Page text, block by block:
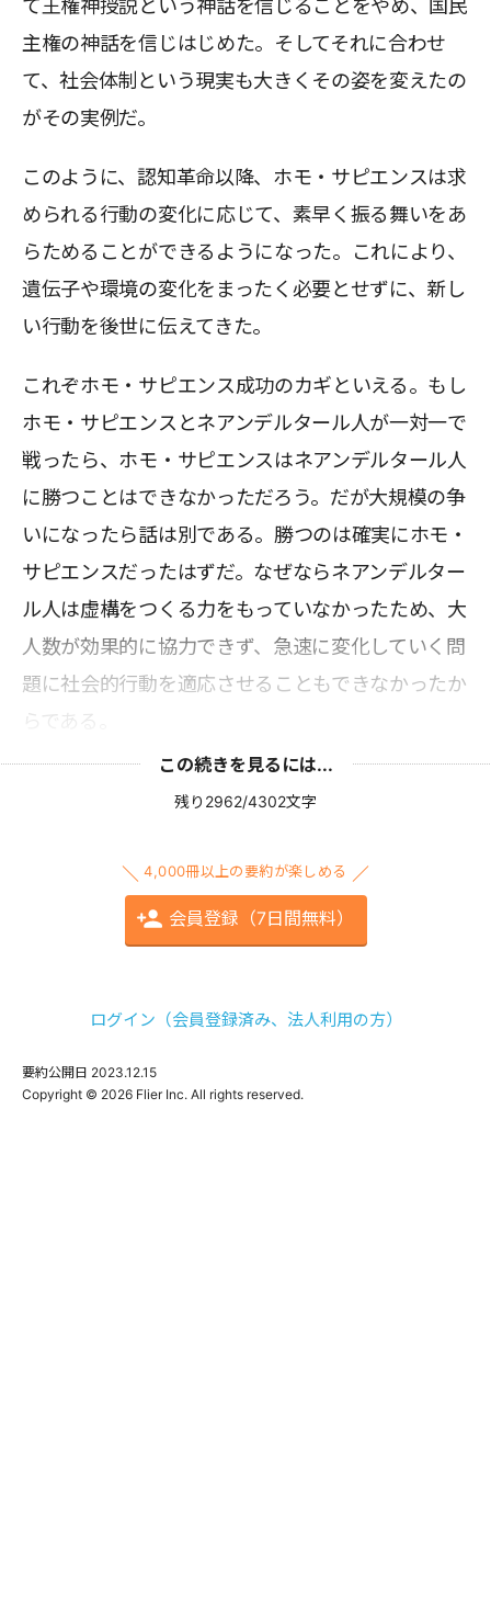
て王権神授説という神話を信じることをやめ、国民
主権の神話を信じはじめた。そしてそれに合わせ
て、社会体制という現実も大きくその姿を変えたの
がその実例だ。
このように、認知革命以降、ホモ・サピエンスは求
められる行動の変化に応じて、素早く振る舞いをあ
らためることができるようになった。これにより、
遺伝子や環境の変化をまったく必要とせずに、新し
い行動を後世に伝えてきた。
これぞホモ・サピエンス成功のカギといえる。もし
ホモ・サピエンスとネアンデルタール人が一対一で
戦ったら、ホモ・サピエンスはネアンデルタール人
に勝つことはできなかっただろう。だが大規模の争
いになったら話は別である。勝つのは確実にホモ・
サピエンスだったはずだ。なぜならネアンデルター
ル人は虚構をつくる力をもっていなかったため、大
人数が効果的に協力できず、急速に変化していく問
題に社会的行動を適応させることもできなかったか
らである。
この続きを見るには...
残り2962/4302文字
4,000冊以上の要約が楽しめる
会員登録（7日間無料）
ログイン（会員登録済み、法人利用の方）
要約公開日 2023.12.15